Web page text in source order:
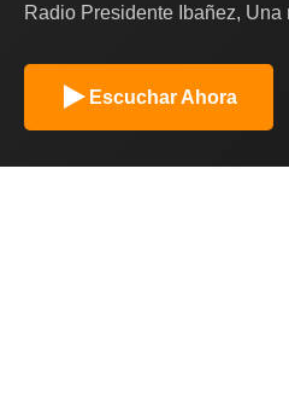
Radio Presidente Ibañez, Una
Escuchar Ahora